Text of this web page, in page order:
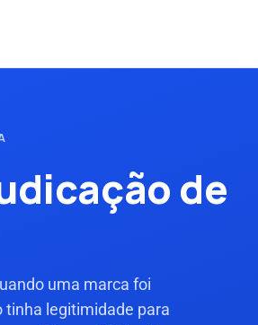
de
uma marca foi
tinha legitimidade para